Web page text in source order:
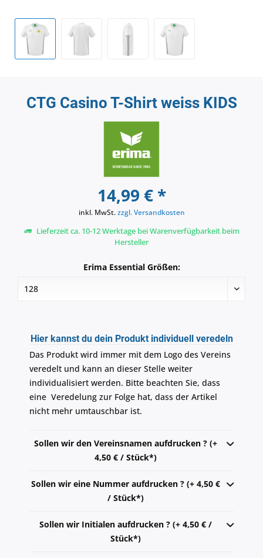
CTG Casino T-Shirt weiss KIDS
14,99 € *
inkl. MwSt.zzgl. Versandkosten
Lieferzeit ca. 10-12 Werktage bei Warenverfügbarkeit beim
Hersteller
Erima Essential Größen:
Hier kannst du dein Produkt individuell veredeln
Das Produkt wird immer mit dem Logo des Vereins
veredelt und kann an dieser Stelle weiter
individualisiert werden. Bitte beachten Sie, dass
eine Veredelung zur Folge hat, dass der Artikel
nicht mehr umtauschbar ist.
Sollen wir den Vereinsnamen aufdrucken ? (+
4,50 € / Stück*)
Sollen wir eine Nummer aufdrucken ? (+ 4,50 €
/ Stück*)
Sollen wir Initialen aufdrucken ? (+ 4,50 € /
Stück*)